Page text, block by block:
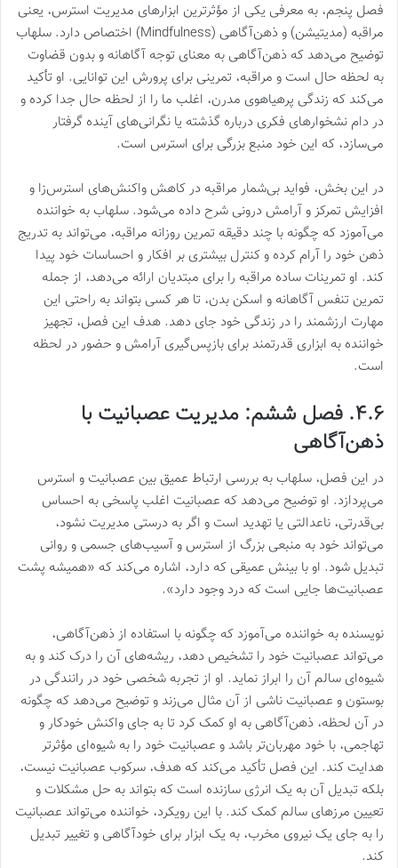
فصل پنجم، به معرفی یکی از مؤثرترین ابزارهای مدیریت استرس، یعنی
مراقبه (مدیتیشن) و ذهن‌آگاهی (Mindfulness) اختصاص دارد. سلهاب
توضیح می‌دهد که ذهن‌آگاهی به معنای توجه آگاهانه و بدون قضاوت
به لحظه حال است و مراقبه، تمرینی برای پرورش این توانایی. او تأکید
می‌کند که زندگی پرهیاهوی مدرن، اغلب ما را از لحظه حال جدا کرده و
در دام نشخوارهای فکری درباره گذشته یا نگرانی‌های آینده گرفتار
می‌سازد، که این خود منبع بزرگی برای استرس است.
در این بخش، فواید بی‌شمار مراقبه در کاهش واکنش‌های استرس‌زا و
افزایش تمرکز و آرامش درونی شرح داده می‌شود. سلهاب به خواننده
می‌آموزد که چگونه با چند دقیقه تمرین روزانه مراقبه، می‌تواند به تدریج
ذهن خود را آرام کرده و کنترل بیشتری بر افکار و احساسات خود پیدا
کند. او تمرینات ساده مراقبه را برای مبتدیان ارائه می‌دهد، از جمله
تمرین تنفس آگاهانه و اسکن بدن، تا هر کسی بتواند به راحتی این
مهارت ارزشمند را در زندگی خود جای دهد. هدف این فصل، تجهیز
خواننده به ابزاری قدرتمند برای بازپس‌گیری آرامش و حضور در لحظه
است.
۴.۶. فصل ششم: مدیریت عصبانیت با
ذهن‌آگاهی
در این فصل، سلهاب به بررسی ارتباط عمیق بین عصبانیت و استرس
می‌پردازد. او توضیح می‌دهد که عصبانیت اغلب پاسخی به احساس
بی‌قدرتی، ناعدالتی یا تهدید است و اگر به درستی مدیریت نشود،
می‌تواند خود به منبعی بزرگ از استرس و آسیب‌های جسمی و روانی
تبدیل شود. او با بینش عمیقی که دارد، اشاره می‌کند که «همیشه پشت
عصبانیت‌ها جایی است که درد وجود دارد».
نویسنده به خواننده می‌آموزد که چگونه با استفاده از ذهن‌آگاهی،
می‌تواند عصبانیت خود را تشخیص دهد، ریشه‌های آن را درک کند و به
شیوه‌ای سالم آن را ابراز نماید. او از تجربه شخصی خود در رانندگی در
بوستون و عصبانیت ناشی از آن مثال می‌زند و توضیح می‌دهد که چگونه
در آن لحظه، ذهن‌آگاهی به او کمک کرد تا به جای واکنش خودکار و
تهاجمی، با خود مهربان‌تر باشد و عصبانیت خود را به شیوه‌ای مؤثرتر
هدایت کند. این فصل تأکید می‌کند که هدف، سرکوب عصبانیت نیست،
بلکه تبدیل آن به یک انرژی سازنده است که بتواند به حل مشکلات و
تعیین مرزهای سالم کمک کند. با این رویکرد، خواننده می‌تواند عصبانیت
را به جای یک نیروی مخرب، به یک ابزار برای خودآگاهی و تغییر تبدیل
کند.